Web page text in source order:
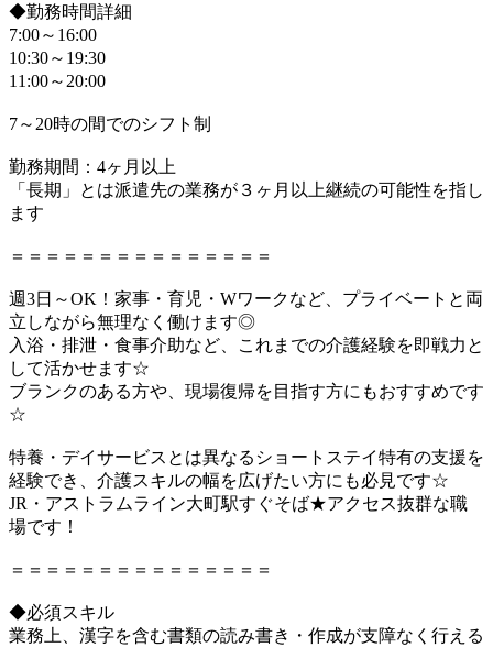
◆勤務時間詳細
7:00～16:00
10:30～19:30
11:00～20:00
7～20時の間でのシフト制
勤務期間：4ヶ月以上
「長期」とは派遣先の業務が３ヶ月以上継続の可能性を指し
ます
＝＝＝＝＝＝＝＝＝＝＝＝＝＝＝
週3日～OK！家事・育児・Wワークなど、プライベートと両
立しながら無理なく働けます◎
入浴・排泄・食事介助など、これまでの介護経験を即戦力と
して活かせます☆
ブランクのある方や、現場復帰を目指す方にもおすすめです
☆
特養・デイサービスとは異なるショートステイ特有の支援を
経験でき、介護スキルの幅を広げたい方にも必見です☆
JR・アストラムライン大町駅すぐそば★アクセス抜群な職
場です！
＝＝＝＝＝＝＝＝＝＝＝＝＝＝＝
◆必須スキル
業務上、漢字を含む書類の読み書き・作成が支障なく行える